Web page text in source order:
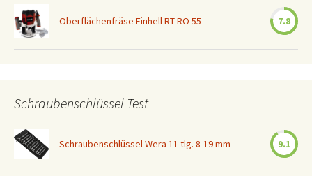
Oberflächenfräse Einhell RT-RO 55 7.8
Schraubenschlüssel Test
Schraubenschlüssel Wera 11 tlg. 8-19 mm 9.1